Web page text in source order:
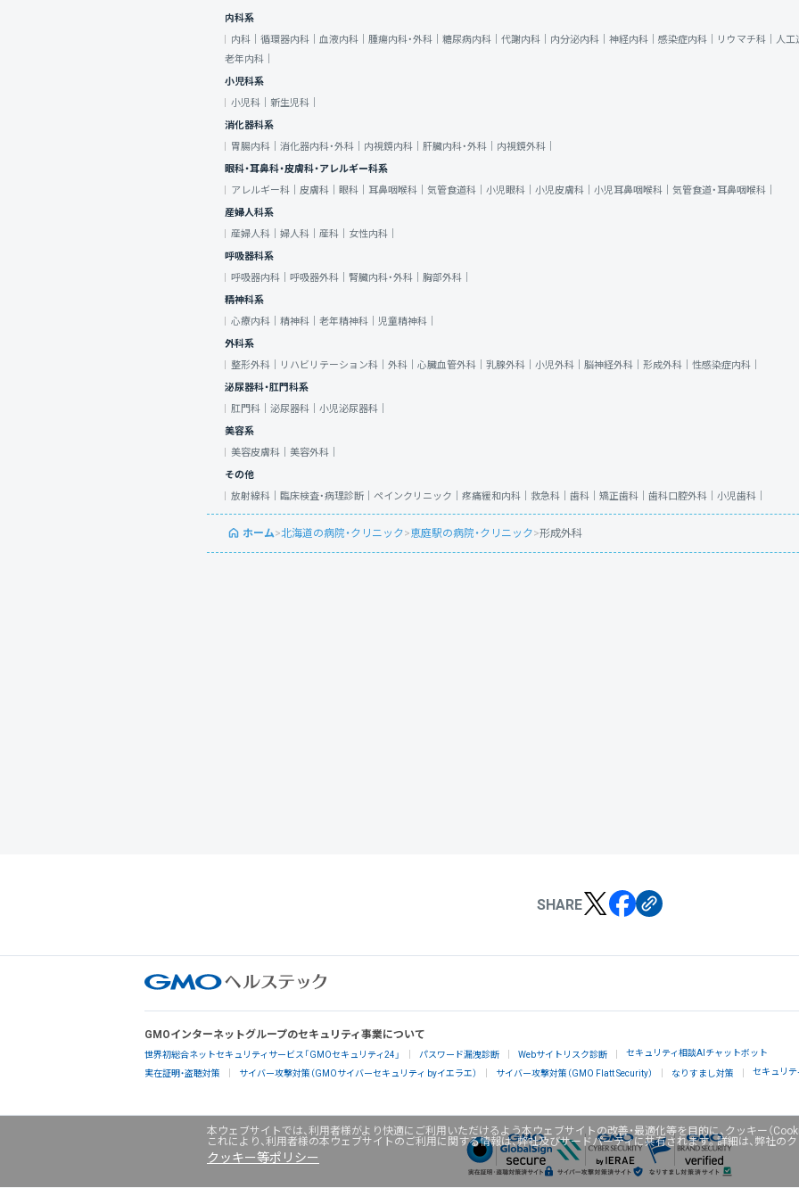
本ウェブサイトでは、利用者様がより快適にご利用いただけるよう本ウェブサイトの改善・最適化等を目的に、クッキー（
これにより、利用者様の本ウェブサイトのご利用に関する情報は、弊社及びサードパーティに共有されます。詳細は、弊社の
クッキー等ポリシー
内科系
内科｜ 循環器内科｜ 血液内科｜ 腫瘍内科・外科｜ 糖尿病内科｜ 代謝内科｜ 内分泌内科｜ 神経内科｜ 感染症内科｜ リウマチ科｜ 人工
老年内科｜
小児科系
小児科｜ 新生児科｜
消化器科系
胃腸内科｜ 消化器内科・外科｜ 内視鏡内科｜ 肝臓内科・外科｜ 内視鏡外科｜
眼科・耳鼻科・皮膚科・アレルギー科系
アレルギー科｜ 皮膚科｜ 眼科｜ 耳鼻咽喉科｜ 気管食道科｜ 小児眼科｜ 小児皮膚科｜ 小児耳鼻咽喉科｜ 気管食道・耳鼻咽喉科｜
産婦人科系
産婦人科｜ 婦人科｜ 産科｜ 女性内科｜
呼吸器科系
呼吸器内科｜ 呼吸器外科｜ 腎臓内科・外科｜ 胸部外科｜
精神科系
心療内科｜ 精神科｜ 老年精神科｜ 児童精神科｜
外科系
整形外科｜
リハビリテーション科｜ 外科｜ 心臓血管外科｜ 乳腺外科｜ 小児外科｜ 脳神経外科｜ 形成外科｜ 性感染症内科｜
泌尿器科・肛門科系
肛門科｜ 泌尿器科｜ 小児泌尿器科｜
美容系
美容皮膚科｜ 美容外科｜
その他
放射線科｜ 臨床検査・病理診断｜ ペインクリニック｜ 疼痛緩和内科｜ 救急科｜ 歯科｜ 矯正歯科｜ 歯科口腔外科｜ 小児歯科｜
ホーム>北海道の病院・クリニック>恵庭駅の病院・クリニック>形成外科
SHARE
GMOインターネットグループのセキュリティ事業について
世界初総合ネットセキュリティサービス「GMOセキュリティ24」 パスワード漏洩診断 Webサイトリスク診断 セキュリティ相談AIチャットボット
実在証明・盗聴対策 サイバー攻撃対策（GMOサイバーセキュリティ byイエラエ） サイバー攻撃対策（GMO Flatt Security） なりすまし対策 セキュリテ